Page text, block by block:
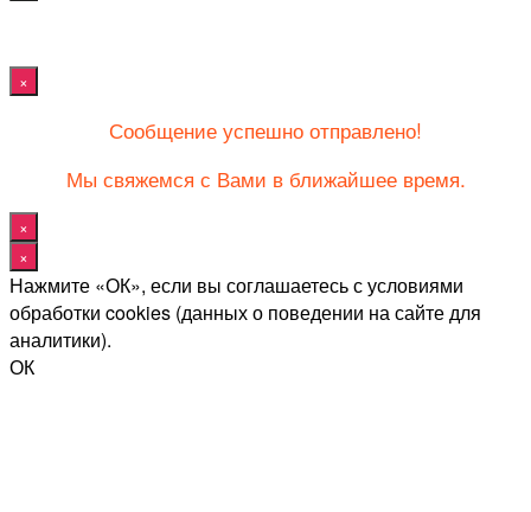
×
Сообщение успешно отправлено!
Мы свяжемся с Вами в ближайшее время.
×
×
Нажмите «ОК», если вы соглашаетесь с условиями
обработки cookies (данных о поведении на сайте для
аналитики).
ОК